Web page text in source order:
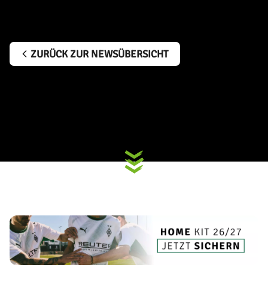
ZURÜCK ZUR NEWSÜBERSICHT